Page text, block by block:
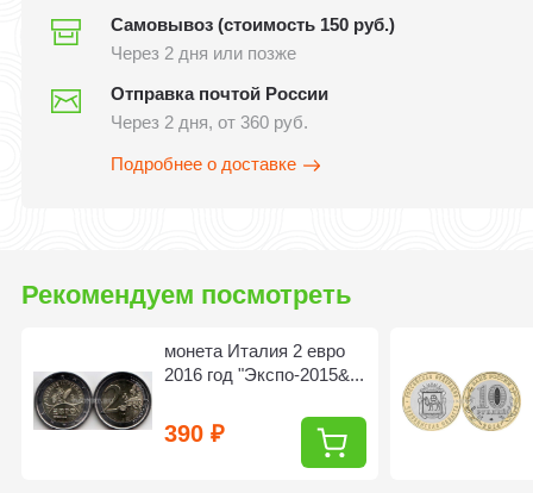
Самовывоз (стоимость 150 руб.)
Через 2 дня или позже
Отправка почтой России
Через 2 дня, от 360 руб.
Подробнее о доставке
Рекомендуем посмотреть
монета Италия 2 евро
2016 год "Экспо-2015&...
390₽